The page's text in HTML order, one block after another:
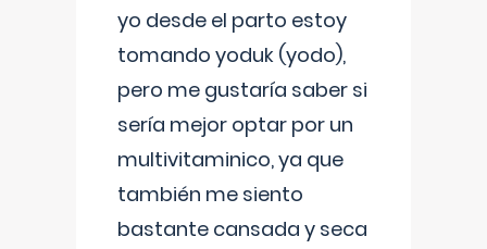
yo desde el parto estoy
tomando yoduk (yodo),
pero me gustaría saber si
sería mejor optar por un
multivitaminico, ya que
también me siento
bastante cansada y seca